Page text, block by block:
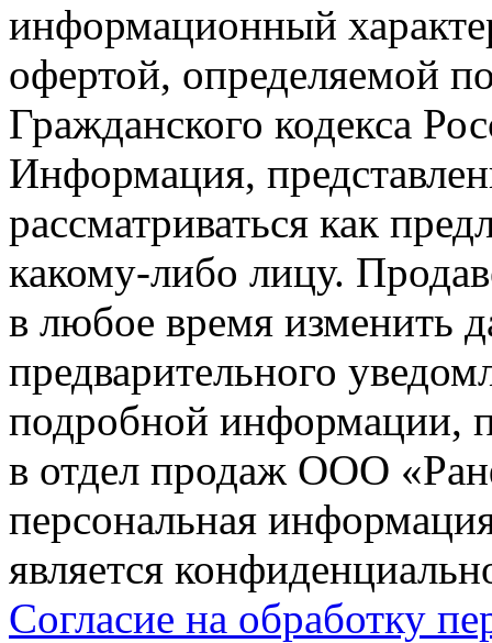
информационный
офертой, определяемой
Гражданского кодекса
Информация,
рассматриваться как
какому-либо лицу.
в любое время изменить
предварительного
подробной информации,
в отдел продаж ООО
персональная
является
Согласие на обработку